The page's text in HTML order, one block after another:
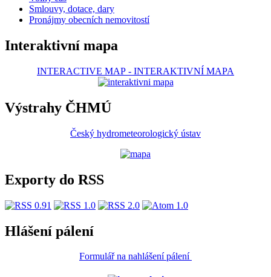
Smlouvy, dotace, dary
Pronájmy obecních nemovitostí
Interaktivní mapa
INTERACTIVE MAP - INTERAKTIVNÍ MAPA
Výstrahy ČHMÚ
Český hydrometeorologický ústav
Exporty do RSS
Hlášení pálení
Formulář na nahlášení pálení